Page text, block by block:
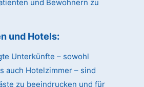
und Bewohnern zu
und Hotels:
Unterkünfte – sowohl
auch Hotelzimmer – sind
zu beeindrucken und für